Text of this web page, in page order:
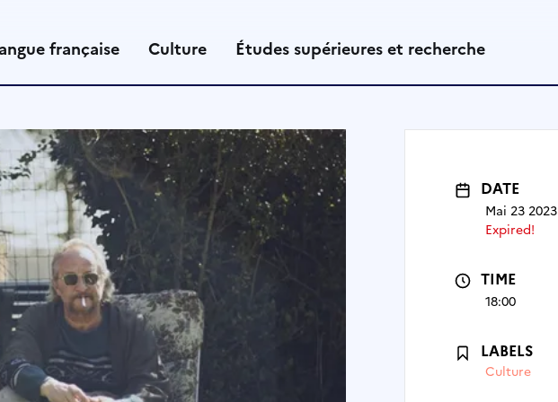
française Culture Études supérieures et recherche
DATE
Mai 23 2023
Expired!
TIME
18:00
LABELS
Culture